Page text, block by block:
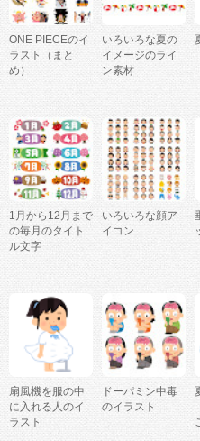
ONE PIECEのイ
ラスト（まと
め）
いろいろな夏の
イメージのライ
ン素材
1月から12月まで
の毎月のタイト
ル文字
いろいろな顔ア
イコン
扇風機を服の中
に入れる人のイ
ラスト
ドーパミン中毒
のイラスト